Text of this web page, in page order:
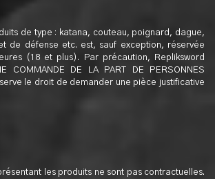
de type : katana, couteau, poignard, dague,
de défense etc. est, sauf exception, réservée
(18 et plus). Par précaution, Repliksword
COMMANDE DE LA PART DE PERSONNES
le droit de demander une pièce justificative
les produits ne sont pas contractuelles.